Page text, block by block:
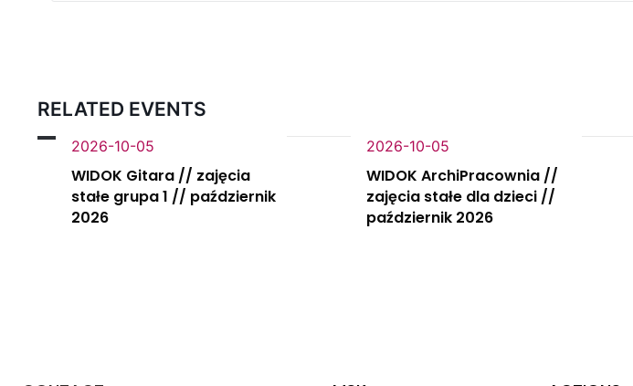
RELATED EVENTS
2026-10-05
WIDOK Gitara // zajęcia
stałe grupa 1 // październik
2026
2026-10-05
WIDOK ArchiPracownia //
zajęcia stałe dla dzieci //
październik 2026